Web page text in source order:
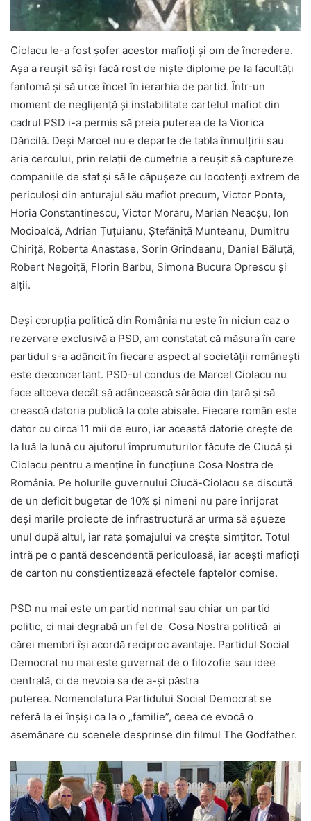
Ciolacu le-a fost șofer acestor mafioți și om de încredere.
Așa a reușit să își facă rost de niște diplome pe la facultăți
fantomă și să urce încet în ierarhia de partid. Într-un
moment de neglijență și instabilitate cartelul mafiot din
cadrul PSD i-a permis să preia puterea de la Viorica
Dăncilă. Deși Marcel nu e departe de tabla înmulțirii sau
aria cercului, prin relații de cumetrie a reușit să captureze
companiile de stat și să le căpușeze cu locotenți extrem de
periculoși din anturajul său mafiot precum, Victor Ponta,
Horia Constantinescu, Victor Moraru, Marian Neacșu, Ion
Mocioalcă, Adrian Țuțuianu, Ștefăniță Munteanu, Dumitru
Chiriță, Roberta Anastase, Sorin Grindeanu, Daniel Băluță,
Robert Negoiță, Florin Barbu, Simona Bucura Oprescu și
alții.
Deși corupția politică din România nu este în niciun caz o
rezervare exclusivă a PSD, am constatat că măsura în care
partidul s-a adâncit în fiecare aspect al societății românești
este deconcertant. PSD-ul condus de Marcel Ciolacu nu
face altceva decât să adâncească sărăcia din țară și să
crească datoria publică la cote abisale. Fiecare român este
dator cu circa 11 mii de euro, iar această datorie crește de
la luă la lună cu ajutorul împrumuturilor făcute de Ciucă și
Ciolacu pentru a menține în funcțiune Cosa Nostra de
România. Pe holurile guvernului Ciucă-Ciolacu se discută
de un deficit bugetar de 10% și nimeni nu pare înrijorat
deși marile proiecte de infrastructură ar urma să eșueze
unul după altul, iar rata șomajului va crește simțitor. Totul
intră pe o pantă descendentă periculoasă, iar acești mafioți
de carton nu conștientizează efectele faptelor comise.
PSD nu mai este un partid normal sau chiar un partid
politic, ci mai degrabă un fel de Cosa Nostra politică ai
cărei membri își acordă reciproc avantaje. Partidul Social
Democrat nu mai este guvernat de o filozofie sau idee
centrală, ci de nevoia sa de a-și păstra
puterea. Nomenclatura Partidului Social Democrat se
referă la ei înșiși ca la o „familie”, ceea ce evocă o
asemănare cu scenele desprinse din filmul The Godfather.